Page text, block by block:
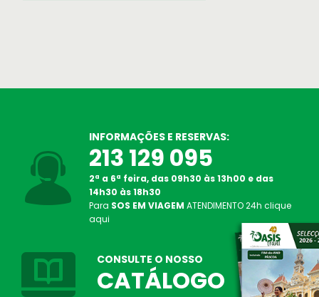
SOS Atendimento 24 Horas
Oasis Corporate
Empresas e viagens de incentivo
INFORMAÇÕES E RESERVAS:
213 129 095
2ª a 6ª feira, das 09h30 às 13h00 e das
14h30 às 18h30
Para SOS EM VIAGEM ATENDIMENTO24h clique
aqui
CONSULTE O NOSSO
CATÁLOGO